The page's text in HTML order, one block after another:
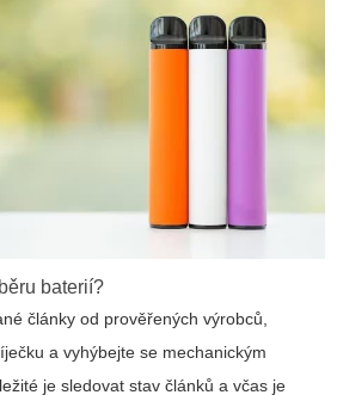
baterií?
články od prověřených výrobců,
a vyhýbejte se mechanickým
je sledovat stav článků a včas je